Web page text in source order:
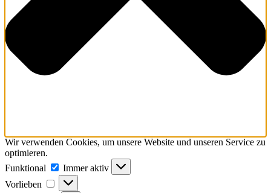
Wir verwenden Cookies, um unsere Website und unseren Service zu
optimieren.
Funktional
Funktional
Immer aktiv
Vorlieben
Vorlieben